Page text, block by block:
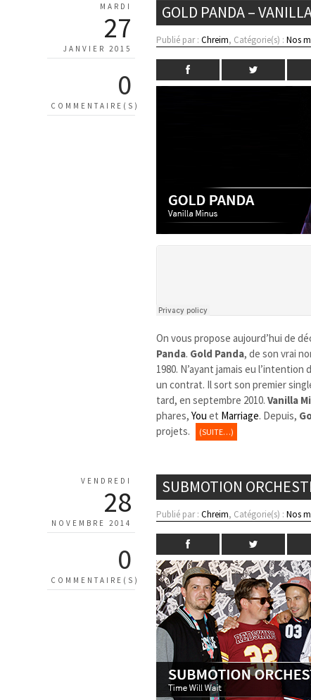
MARDI
27
JANVIER 2015
0
COMMENTAIRE(S)
GOLD PANDA –
Publié par :Chreim, Catégorie(s) :Nos
On vous propose aujourd’hui de
Panda. Gold Panda, de son vrai
1980. N’ayant jamais eu
un contrat. Il sort son premier
tard, en septembre 2010.Vanilla
phares,You et Marriage. Depuis,
projets.
(SUITE…)
VENDREDI
28
NOVEMBRE 2014
0
COMMENTAIRE(S)
SUBMOTION
Publié par :Chreim, Catégorie(s) :Nos